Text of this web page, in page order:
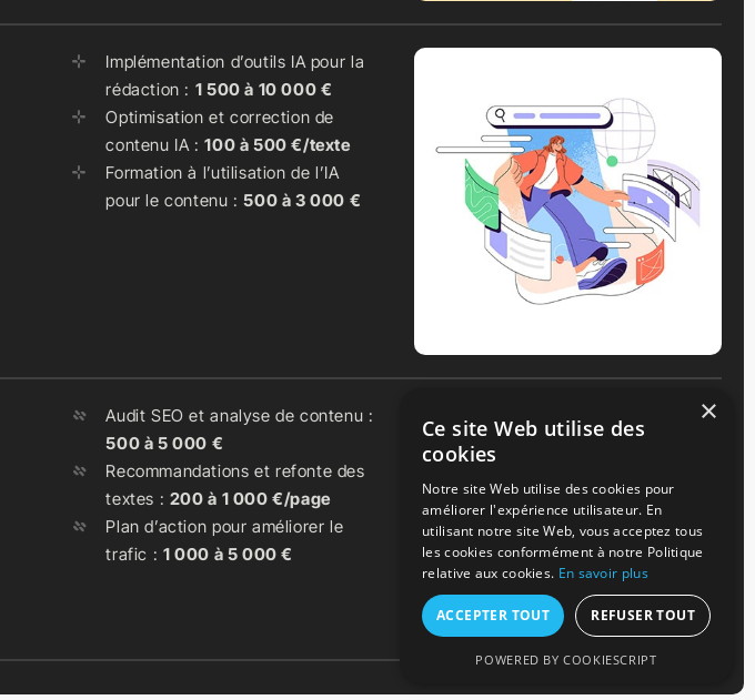
Implémentation d’outils IA pour la
rédaction : 1 500 à 10 000 €
Optimisation et correction de
contenu IA :100 à 500 €/texte
Formation à l’utilisation de l’IA
pour le contenu :500 à 3 000 €
Audit SEO et analyse de contenu :
500 à 5 000 €
Recommandations et refonte des
textes : 200 à 1 000 €/page
Plan d’action pour améliorer le
trafic : 1 000 à 5 000 €
×
Ce site Web utilise des
cookies
Notre site Web utilise des cookies pour
améliorer l'expérience utilisateur. En
utilisant notre site Web, vous acceptez tous
les cookies conformément à notre Politique
relative aux cookies. En savoir plus
ACCEPTER TOUT REFUSER TOUT
POWERED BY COOKIESCRIPT